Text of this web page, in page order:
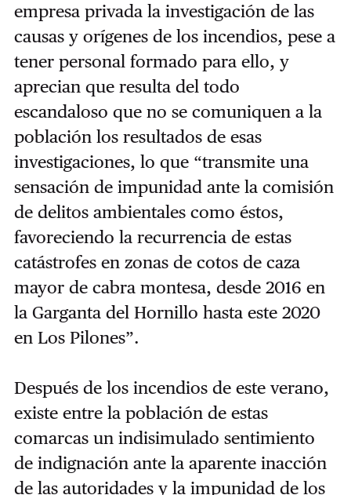
empresa privada la investigación de las
causas y orígenes de los incendios, pese a
tener personal formado para ello, y
aprecian que resulta del todo
escandaloso que no se comuniquen a la
población los resultados de esas
investigaciones, lo que “transmite una
sensación de impunidad ante la comisión
de delitos ambientales como éstos,
favoreciendo la recurrencia de estas
catástrofes en zonas de cotos de caza
mayor de cabra montesa, desde 2016 en
la Garganta del Hornillo hasta este 2020
en Los Pilones”.
Después de los incendios de este verano,
existe entre la población de estas
comarcas un indisimulado sentimiento
de indignación ante la aparente inacción
de las autoridades y la impunidad de los